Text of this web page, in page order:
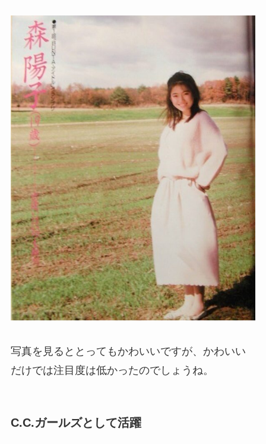
写真を見るととってもかわいいですが、かわいい
だけでは注目度は低かったのでしょうね。
C.C.ガールズとして活躍